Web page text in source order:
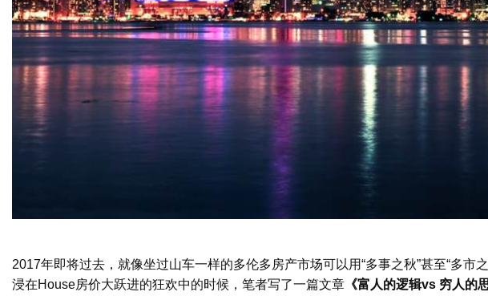
2017年即将过去，就像坐过山车一样的多伦多房产市场可以用“多事之秋”甚至“多市
浸在House房价大跃进的狂欢中的时候，笔者写了一篇文章 《富人的逻辑vs 穷人的